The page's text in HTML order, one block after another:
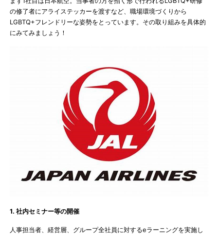
の修了者にアライステッカーを渡すなど、職場環境づくりから
LGBTQ+フレンドリーな姿勢をとっています。その取り組みを具体的
にみてみましょう！
1. 社内セミナー等の開催
人事担当者、経営層、グループ全社員に対するeラーニングを実施し